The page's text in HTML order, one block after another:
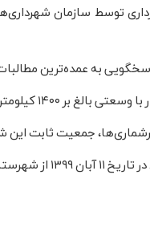
به عمده‌ترین
۴۷ روستای دارای جمعیت است و ۴۶ کیلومتر مرز مشترک با عراق دارد.
جمعیت ثابت این شهرستان
مستقل به رسمیت شناخته شده است./ایرنا